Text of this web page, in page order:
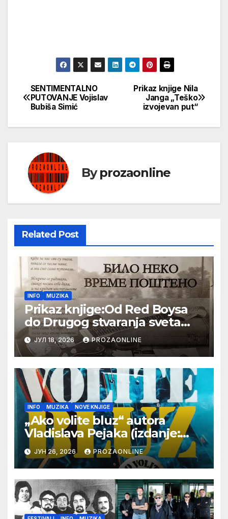
Кретање
чланка
Prikaz knjige Nila
Janga „Teško
izvojevan put“
SENTIMENTALNO
PUTOVANJE Vojislav
Bubiša Simić
Byprozaonline
Related Post
INFO MUZIKA
Prikaz knjige:Od Red Boysa
do Drugog stvaranja sveta
(bilo neko vreme pošteno)
(autor- Zlatomira Sremca,
Botoš 2022. godine, samizdat)
ЈУЛ 18, 2026 PROZAONLINE
INFO MUZIKA NOVE KNJIGE
„Ako volite bluz“ autora
Vladislava Pejaka (izdanje:
Jugoton/Croatia Records
Beograd 2026)
ЈУН 26, 2026 PROZAONLINE